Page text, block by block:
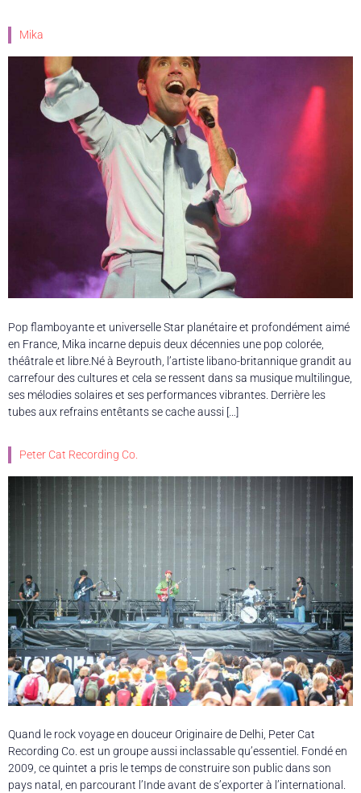
Mika
Pop flamboyante et universelle Star planétaire et profondément aimé
en France, Mika incarne depuis deux décennies une pop colorée,
théâtrale et libre.Né à Beyrouth, l’artiste libano-britannique grandit au
carrefour des cultures et cela se ressent dans sa musique multilingue,
ses mélodies solaires et ses performances vibrantes. Derrière les
tubes aux refrains entêtants se cache aussi […]
Peter Cat Recording Co.
Quand le rock voyage en douceur Originaire de Delhi, Peter Cat
Recording Co. est un groupe aussi inclassable qu’essentiel. Fondé en
2009, ce quintet a pris le temps de construire son public dans son
pays natal, en parcourant l’Inde avant de s’exporter à l’international.